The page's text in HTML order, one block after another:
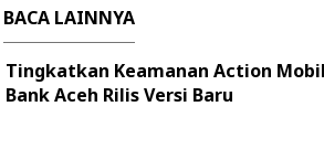
BACA LAINNYA
Tingkatkan Keamanan Action
Bank Aceh Rilis Versi Baru